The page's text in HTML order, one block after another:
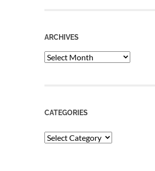
ARCHIVES
Archives
CATEGORIES
Categories